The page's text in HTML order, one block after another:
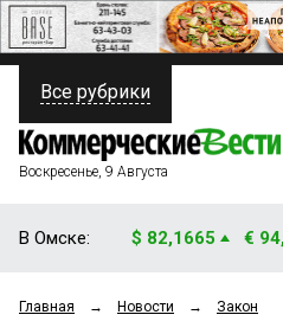
ПОЛИТИКА
ФИНАНСЫ
ОБЩЕСТВО
Все рубрики
Воскресенье, 9 Августа
В Омске: $ 82,1665 €
Главная → Новости → Закон